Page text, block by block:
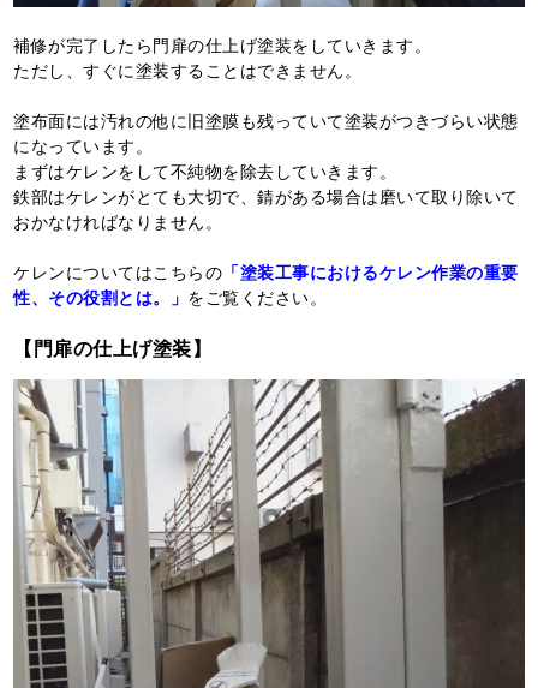
補修が完了したら門扉の仕上げ塗装をしていきます。
ただし、すぐに塗装することはできません。
塗布面には汚れの他に旧塗膜も残っていて塗装がつきづらい状態
になっています。
まずはケレンをして不純物を除去していきます。
鉄部はケレンがとても大切で、錆がある場合は磨いて取り除いて
おかなければなりません。
ケレンについてはこちらの 「塗装工事におけるケレン作業の重要
性、その役割とは。」 をご覧ください。
【門扉の仕上げ塗装】